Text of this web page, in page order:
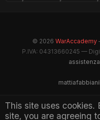
This site uses cookies.
site, you are agreeing
© 2026 WarAccademy
P.IVA: 04313660245 —
Maintained by